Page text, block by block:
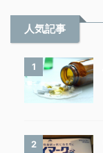
人気記事
1
2